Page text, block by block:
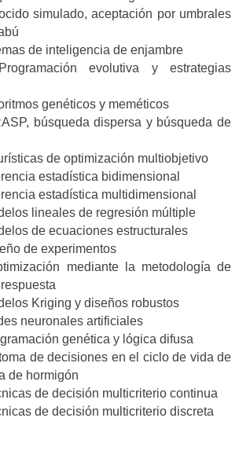
simulado, aceptación por umbrales
de inteligencia de enjambre
evolutiva y estrategias
genéticos y meméticos
búsqueda dispersa y búsqueda de
de optimización multiobjetivo
estadística bidimensional
estadística multidimensional
lineales de regresión múltiple
de ecuaciones estructurales
de experimentos
mediante la metodología de
Kriging y diseños robustos
neuronales artificiales
genética y lógica difusa
de decisiones en el ciclo de vida de
de hormigón
de decisión multicriterio continua
de decisión multicriterio discreta